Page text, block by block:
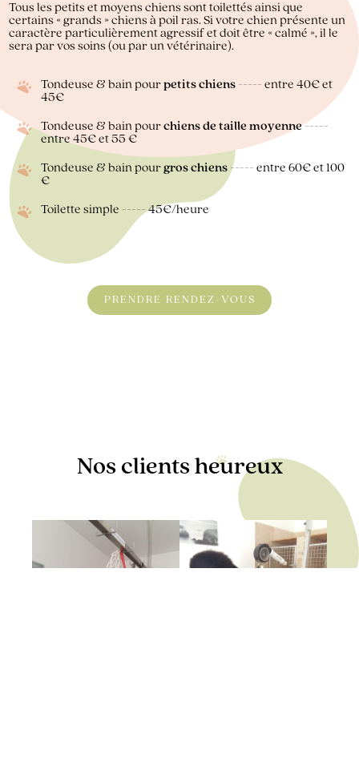
Tous les petits et moyens chiens sont toilettés ainsi que
certains « grands » chiens à poil ras. Si votre chien présente un
caractère particulièrement agressif et doit être « calmé », il le
sera par vos soins (ou par un vétérinaire).
Tondeuse & bain pourpetits chiens ----- entre 40€ et
45€
Tondeuse & bain pourchiens de taille moyenne-----
entre 45€ et 55 €
Tondeuse & bain pourgros chiens ----- entre 60€ et 100
€
Toilette simple ----- 45€/heure
PRENDRE RENDEZ-VOUS
Nos clients heureux